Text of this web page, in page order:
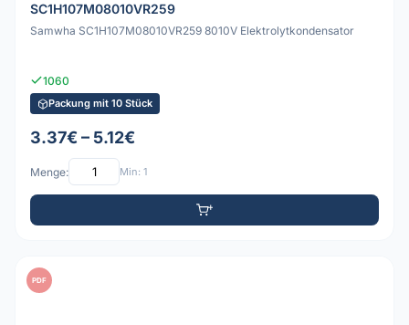
SC1H107M08010VR259
Samwha SC1H107M08010VR259 8010V Elektrolytkondensator
1060
Packung mit 10 Stück
3.37€ – 5.12€
Menge: Min: 1
PDF